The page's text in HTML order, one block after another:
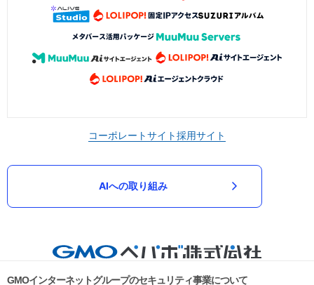
コーポレートサイト採用サイト
AIへの取り組み
GMOインターネットグループのセキュリティ事業について